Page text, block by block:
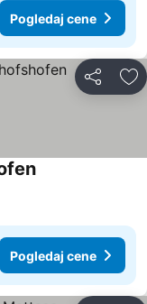
Pogledaj cene
Deli
Pogledaj cene
Pogledaj cene